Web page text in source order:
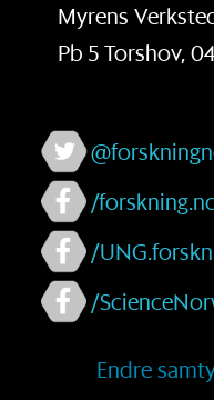
Myrens
Pb 5 Torshov,
/
/
/
Endre